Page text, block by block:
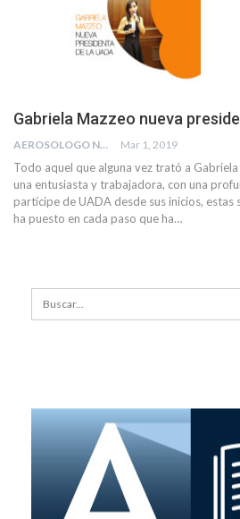
Gabriela Mazzeo nueva
AEROSOLOGO NEWS Mar 1, 2019
Todo aquel que alguna vez trató a
una entusiasta y trabajadora, con una
partícipe de UADA desde sus inicios, estas
ha puesto en cada paso que ha…